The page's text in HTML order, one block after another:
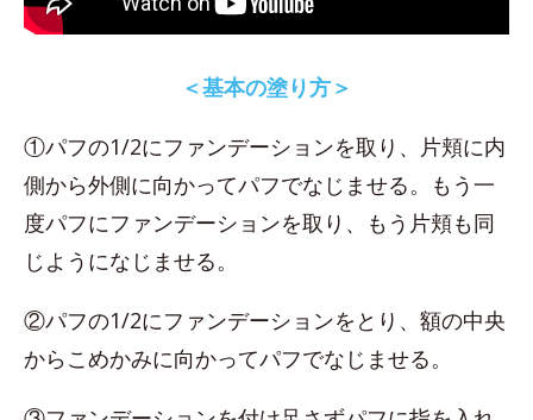
＜基本の塗り方＞
①パフの1/2にファンデーションを取り、片頬に内
側から外側に向かってパフでなじませる。もう一
度パフにファンデーションを取り、もう片頬も同
じようになじませる。
②パフの1/2にファンデーションをとり、額の中央
からこめかみに向かってパフでなじませる。